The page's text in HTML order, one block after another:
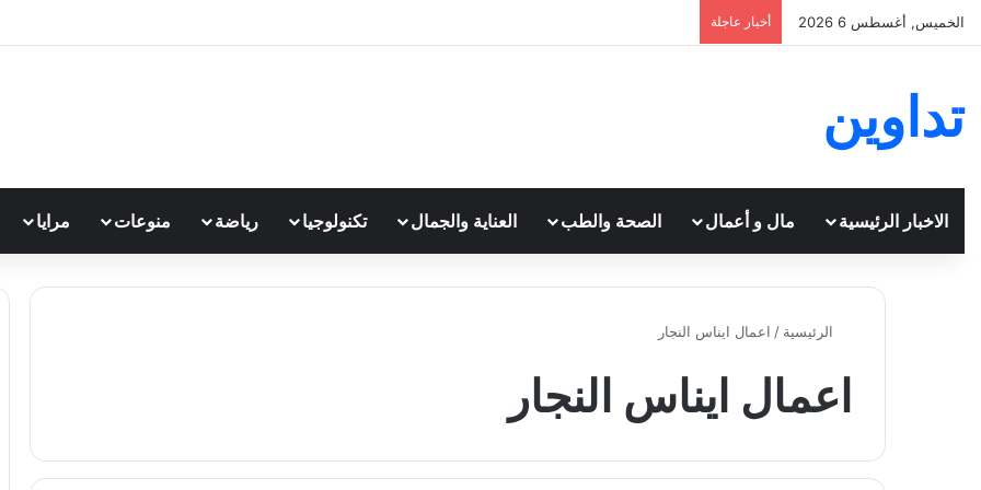
الخميس, أغسطس 6 2026 أخبار عاجلة
تداوين
الاخبار الرئيسية مال و أعمال الصحة والطب العناية والجمال تكنولوجيا رياضة منوعات مرايا
الرئيسية / اعمال ايناس النجار
اعمال ايناس النجار